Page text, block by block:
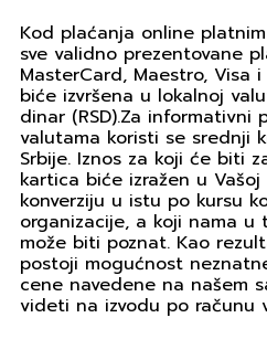
Kod plaćanja online
sve validno prezentovane
MasterCard, Maestro, Visa
biće izvršena u lokalnoj
dinar (RSD).Za informativni
valutama koristi se srednji
Srbije. Iznos za koji će biti
kartica biće izražen u
konverziju u istu po kursu
organizacije, a koji nama
može biti poznat. Kao
postoji mogućnost
cene navedene na našem
videti na izvodu po računu